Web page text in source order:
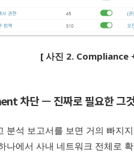
[ 사진 2. Compliance
차단 — 진짜로 필요한 그것
분석 보고서를 보면 거의 빠지
나에서 사내 네트워크 전체로